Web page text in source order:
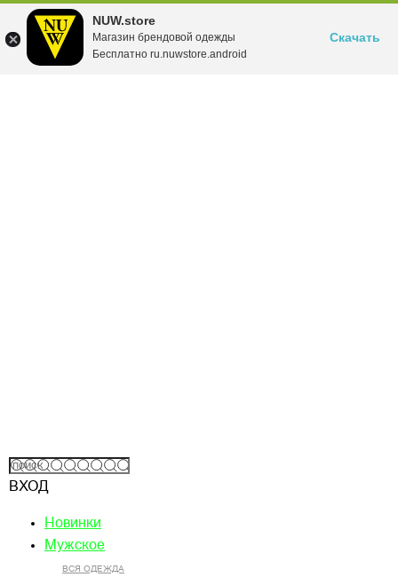
NUW.store
Магазин брендовой одежды
Бесплатно ru.nuwstore.android
Скачать
ВХОД
Новинки
Мужское
ВСЯ ОДЕЖДА